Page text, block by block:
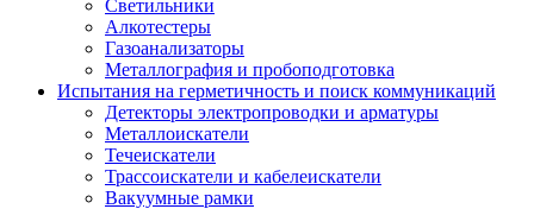
Светильники
Алкотестеры
Газоанализаторы
Металлография и пробоподготовка
Испытания на герметичность и поиск коммуникаций
Детекторы электропроводки и арматуры
Металлоискатели
Течеискатели
Трассоискатели и кабелеискатели
Вакуумные рамки